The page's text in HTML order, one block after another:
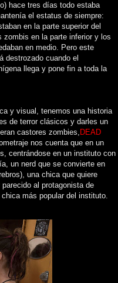
hace tres días todo estaba
el estatus de siempre:
en la parte superior del
zombis en la parte inferior y los
en medio. Pero este
destrozado cuando el
llega y pone fin a toda la
y visual, tenemos una historia
de terror clásicos y darles un
castores zombies, DEAD
nos cuenta que en un
centrándose en un instituto con
un nerd que se convierte en
una chica que quiere
al protagonista de
más popular del instituto.